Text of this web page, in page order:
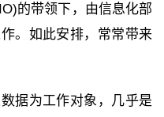
的带领下，由信息化部
。如此安排，常常带来
据为工作对象，几乎是